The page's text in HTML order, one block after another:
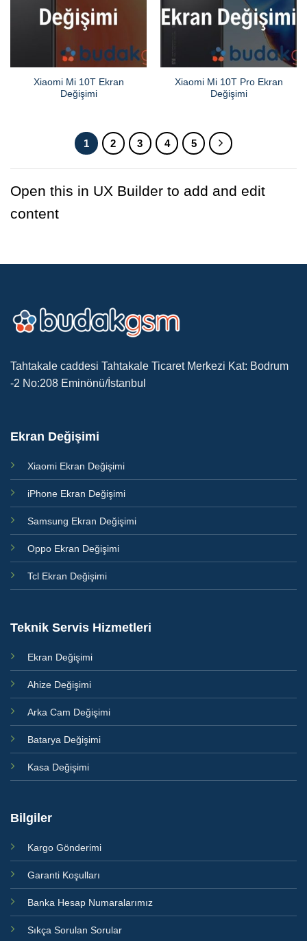
Xiaomi Mi 10T Ekran
Değişimi
Xiaomi Mi 10T Pro Ekran
Değişimi
1 2 3 4 5
Open this in UX Builder to add and edit
content
Tahtakale caddesi Tahtakale Ticaret Merkezi Kat: Bodrum
-2 No:208 Eminönü/İstanbul
Ekran Değişimi
Xiaomi Ekran Değişimi
iPhone Ekran Değişimi
Samsung Ekran Değişimi
Oppo Ekran Değişimi
Tcl Ekran Değişimi
Teknik Servis Hizmetleri
Ekran Değişimi
Ahize Değişimi
Arka Cam Değişimi
Batarya Değişimi
Kasa Değişimi
Bilgiler
Kargo Gönderimi
Garanti Koşulları
Banka Hesap Numaralarımız
Sıkça Sorulan Sorular